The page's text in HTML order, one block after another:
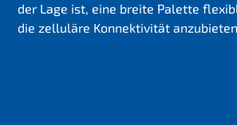
der Lage ist, eine breite Palette
die zelluläre Konnektivität